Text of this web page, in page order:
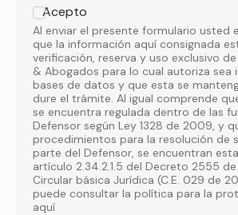
Acepto
Al enviar el presente formulario usted
que la información aquí consignada
verificación, reserva y uso exclusivo
& Abogados para lo cual autoriza sea
bases de datos y que esta se
dure el trámite. Al igual comprende que la información
se encuentra regulada dentro de las
Defensor según Ley 1328 de 2009, y
procedimientos para la resolución de
parte del Defensor, se encuentran
artículo 2.34.2.1.5 del Decreto 2555
Circular básica Jurídica (C.E. 029 de 2014).
puede consultar la política para la
aquí